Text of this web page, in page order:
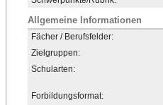
Allgemeine Informationen
Fächer / Berufsfelder:
Zielgruppen:
Schularten:
Forbildungsformat: